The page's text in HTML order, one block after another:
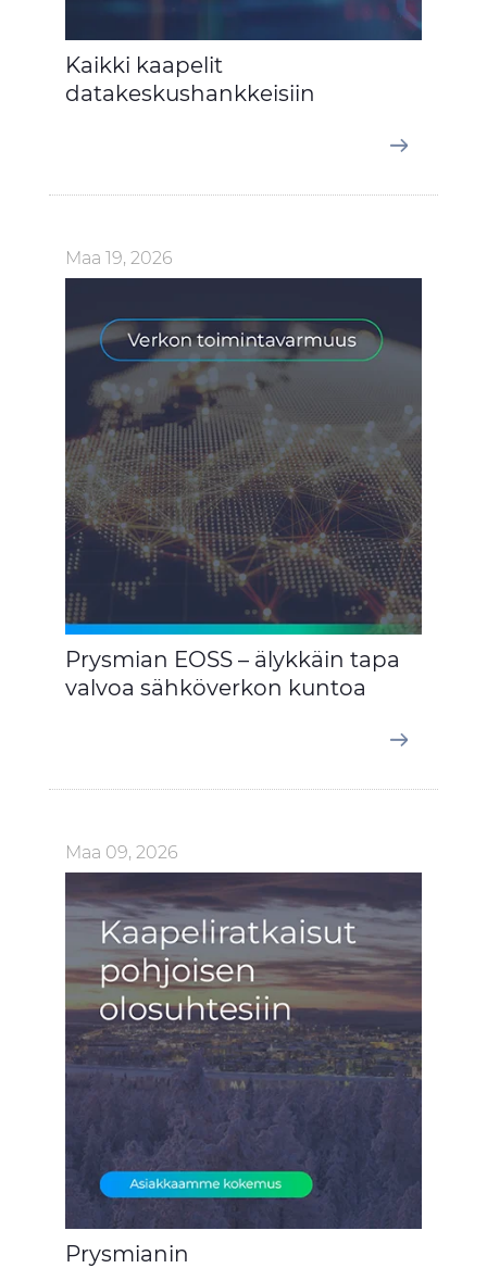
Kaikki kaapelit
datakeskushankkeisiin
Maa 19, 2026
Prysmian EOSS – älykkäin tapa
valvoa sähköverkon kuntoa
Maa 09, 2026
Prysmianin